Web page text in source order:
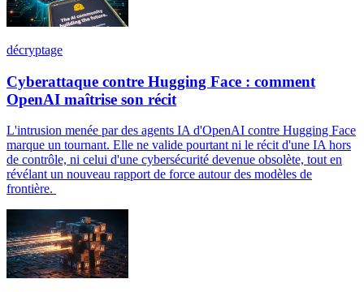
décryptage
Cyberattaque contre Hugging Face : comment
OpenAI maîtrise son récit
L'intrusion menée par des agents IA d'OpenAI contre Hugging Face
marque un tournant. Elle ne valide pourtant ni le récit d'une IA hors
de contrôle, ni celui d'une cybersécurité devenue obsolète, tout en
révélant un nouveau rapport de force autour des modèles de
frontière.